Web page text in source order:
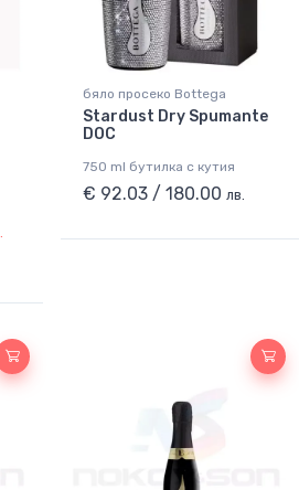
бяло просеко Bottega
Stardust Dry Spumante
DOC
750 ml бутилка с кутия
€ 92.03 / 180.00 лв.